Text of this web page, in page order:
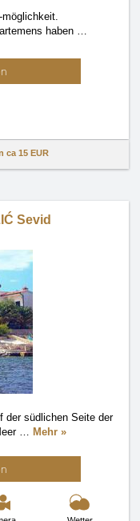
haben …
ca 15 EUR
Sevid
der südlichen Seite der
… Mehr »